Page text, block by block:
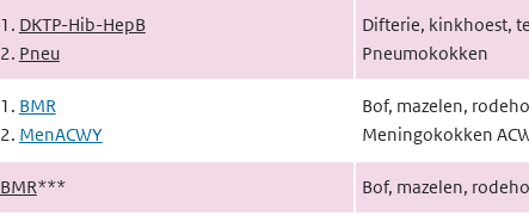
1. DKTP-Hib-HepB
2. Pneu
Difterie, kinkhoest,
Pneumokokken
1. BMR
2. MenACWY
Bof, mazelen,
Meningokokken
BMR*** Bof, mazelen,